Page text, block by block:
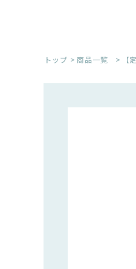
トップ 商品一覧 【